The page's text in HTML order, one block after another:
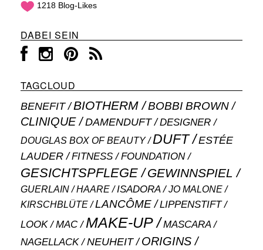
1218 Blog-Likes
DABEI SEIN
TAGCLOUD
BENEFIT BIOTHERM BOBBI BROWN
CLINIQUE DAMENDUFT DESIGNER
DOUGLAS BOX OF BEAUTY DUFT
ESTÉE
LAUDER
FITNESS FOUNDATION
GESICHTSPFLEGE GEWINNSPIEL
GUERLAIN HAARE ISADORA JO MALONE
KIRSCHBLÜTE LANCÔME LIPPENSTIFT
LOOK MAC MAKE-UP MASCARA
NAGELLACK NEUHEIT ORIGINS